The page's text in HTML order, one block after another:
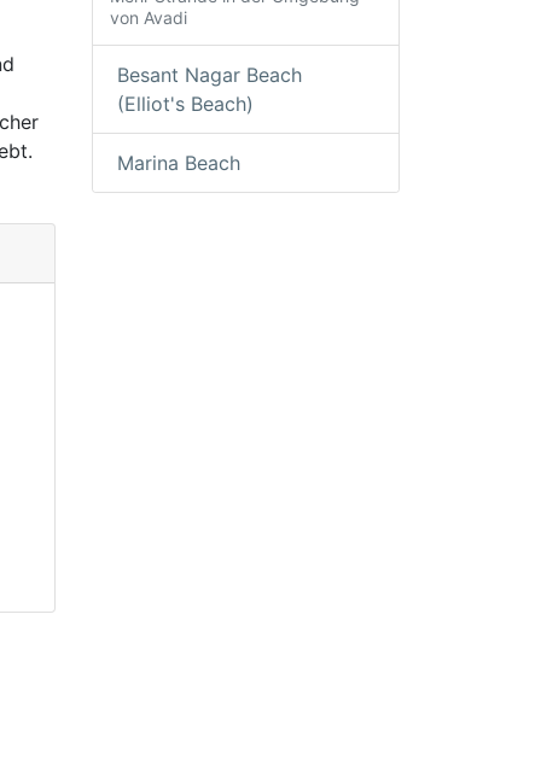
von Avadi
Besant Nagar Beach
(Elliot's Beach)
Marina Beach